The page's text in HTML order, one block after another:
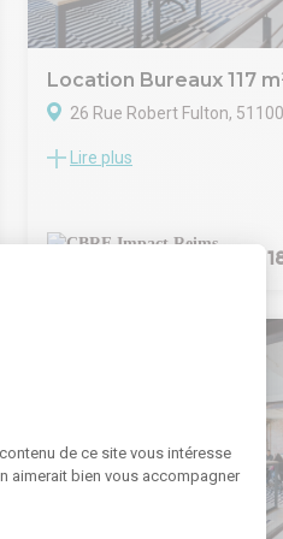
de ce site vous intéresse
aimerait bien vous accompagner
Location Bureaux 117
26 Rue Robert Fulton,
Descriptif : plateau de bureaux
- Accueil
- Sanitaires séparés homme
Lire plus
1